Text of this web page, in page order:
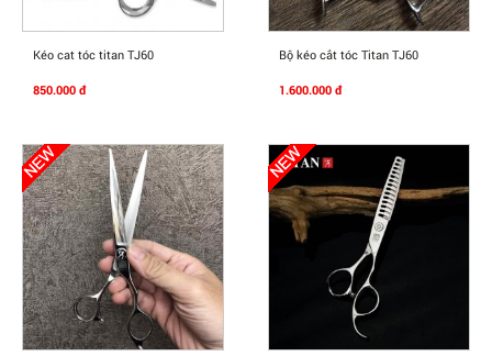
Mua Ngay
Kéo cat tóc titan TJ60
850.000 đ
Mua Ngay
Bộ kéo cắt tóc Titan TJ60
1.600.000 đ